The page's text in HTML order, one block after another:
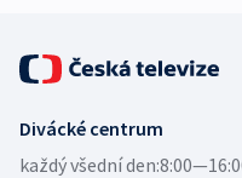
Divácké centrum
každý všední den: